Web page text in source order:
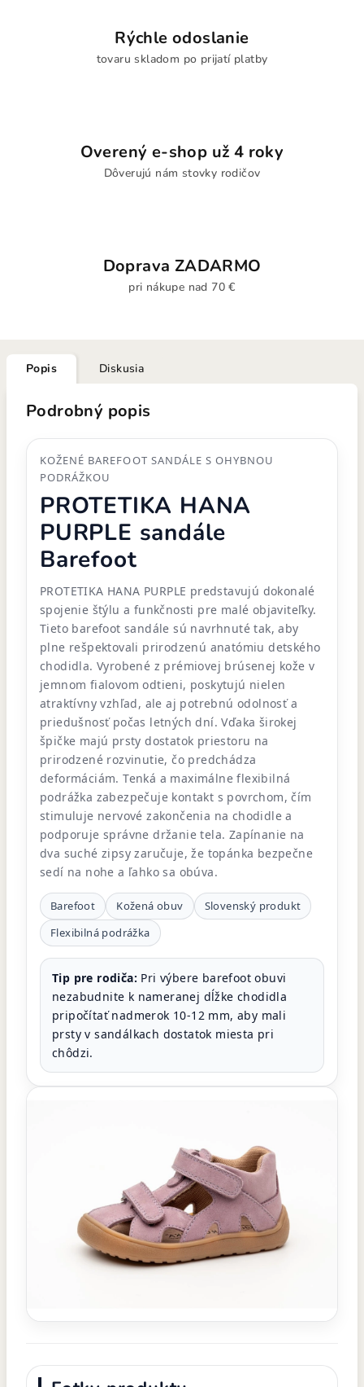
Rýchle odoslanie
tovaru skladom po prijatí platby
Overený e-shop už 4 roky
Dôverujú nám stovky rodičov
Doprava ZADARMO
pri nákupe nad 70 €
Popis Diskusia
Podrobný popis
KOŽENÉ BAREFOOT SANDÁLE S OHYBNOU
PODRÁŽKOU
PROTETIKA HANA
PURPLE sandále
Barefoot
PROTETIKA HANA PURPLE predstavujú dokonalé
spojenie štýlu a funkčnosti pre malé objaviteľky.
Tieto barefoot sandále sú navrhnuté tak, aby
plne rešpektovali prirodzenú anatómiu detského
chodidla. Vyrobené z prémiovej brúsenej kože v
jemnom fialovom odtieni, poskytujú nielen
atraktívny vzhľad, ale aj potrebnú odolnosť a
priedušnosť počas letných dní. Vďaka širokej
špičke majú prsty dostatok priestoru na
prirodzené rozvinutie, čo predchádza
deformáciám. Tenká a maximálne flexibilná
podrážka zabezpečuje kontakt s povrchom, čím
stimuluje nervové zakončenia na chodidle a
podporuje správne držanie tela. Zapínanie na
dva suché zipsy zaručuje, že topánka bezpečne
sedí na nohe a ľahko sa obúva.
Barefoot Kožená obuv
Slovenský produkt
Flexibilná podrážka
Tip pre rodiča: Pri výbere barefoot obuvi
nezabudnite k nameranej dĺžke chodidla
pripočítať nadmerok 10-12 mm, aby mali
prsty v sandálkach dostatok miesta pri
chôdzi.